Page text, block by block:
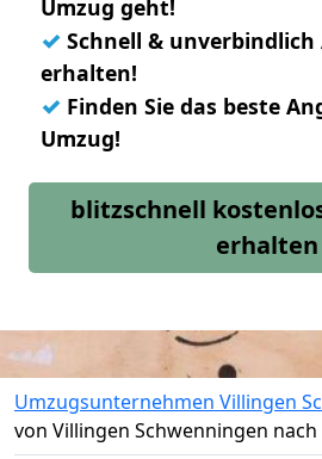
Umzug geht!
✓ Schnell & unverbindlich
erhalten!
✓ Finden Sie das beste
Umzug!
blitzschnell
erhalten
Umzugsunternehmen Villingen
von Villingen Schwenningen nach